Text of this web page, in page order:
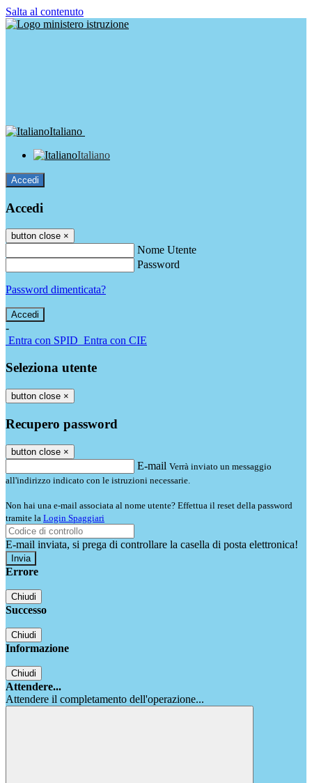
Salta al contenuto
Italiano
Italiano
Accedi
Accedi
button close ×
Nome Utente
Password
Password dimenticata?
-
Entra con SPID Entra con CIE
Seleziona utente
button close ×
Recupero password
button close ×
E-mail Verrà inviato un messaggio
all'indirizzo indicato con le istruzioni necessarie.
Non hai una e-mail associata al nome utente? Effettua il reset della password
tramite la Login Spaggiari
E-mail inviata, si prega di controllare la casella di posta elettronica!
Errore
Chiudi
Successo
Chiudi
Informazione
Chiudi
Attendere...
Attendere il completamento dell'operazione...